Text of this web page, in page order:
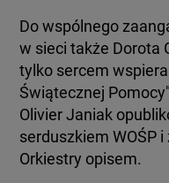
Do wspólnego
w sieci także Dorota
tylko sercem
Świątecznej
Olivier Janiak
serduszkiem WOŚP
Orkiestry opisem.